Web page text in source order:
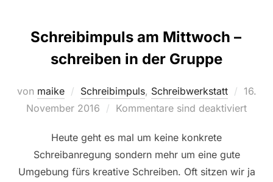
Schreibimpuls am Mittwoch –
schreiben in der Gruppe
von maike Schreibimpuls, Schreibwerkstatt
am
16.
November 2016
Kommentare sind deaktiviert
Heute geht es mal um keine konkrete
Schreibanregung sondern mehr um eine gute
Umgebung fürs kreative Schreiben. Oft sitzen wir ja